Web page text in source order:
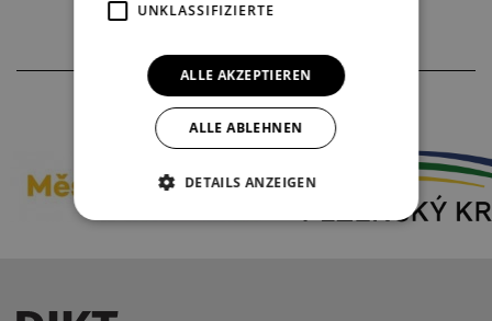
THEATERPARTNER
UNKLASSIFIZIERTE
ALLE AKZEPTIEREN
ALLE ABLEHNEN
DETAILS ANZEIGEN